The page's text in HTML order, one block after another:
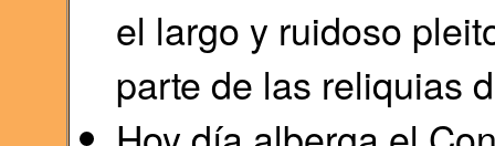
el largo y ruidoso
parte de las reliquias